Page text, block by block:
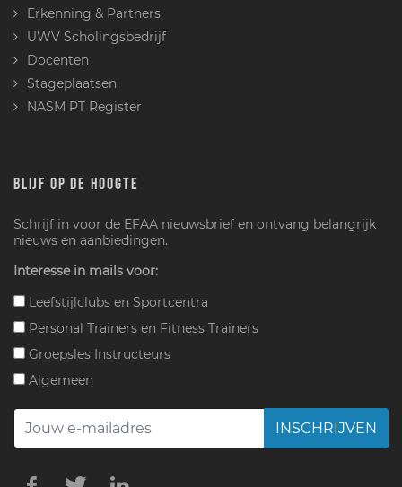
Erkenning & Partners
UWV Scholingsbedrijf
Docenten
Stageplaatsen
NASM PT Register
BLIJF OP DE HOOGTE
Schrijf in voor de EFAA nieuwsbrief en ontvang belangrijk
nieuws en aanbiedingen.
Interesse in mails voor:
Leefstijlclubs en Sportcentra
Personal Trainers en Fitness Trainers
Groepsles Instructeurs
Algemeen
INSCHRIJVEN